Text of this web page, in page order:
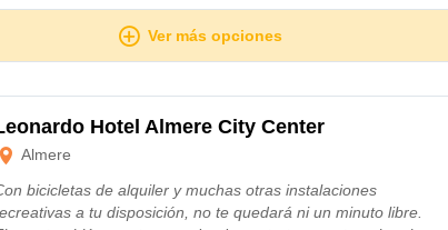
Ver más opciones
Hotel Almere City Center
Almere
bicicletas de alquiler y muchas otras instalaciones
a tu disposición, no te quedará ni un minuto libre.